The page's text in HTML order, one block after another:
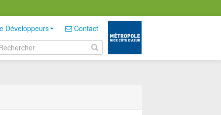
Développeurs Contact